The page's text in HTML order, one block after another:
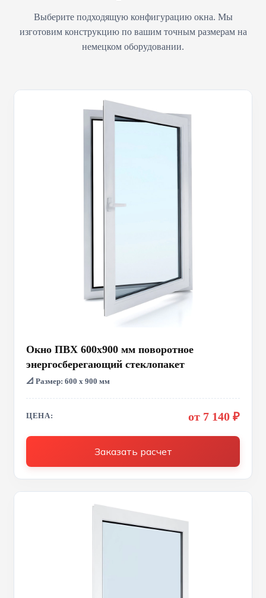
Выберите подходящую конфигурацию окна. Мы
изготовим конструкцию по вашим точным размерам на
немецком оборудовании.
Окно ПВХ 600x900 мм поворотное
энергосберегающий стеклопакет
📐 Размер: 600 х 900 мм
ЦЕНА: от 7 140 ₽
Заказать расчет